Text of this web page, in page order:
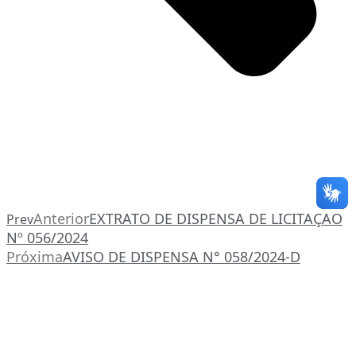
PrevAnteriorEXTRATO DE DISPENSA DE LICITAÇAO
Nº 056/2024
PróximaAVISO DE DISPENSA N° 058/2024-D